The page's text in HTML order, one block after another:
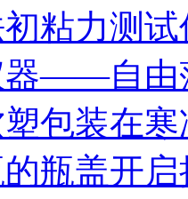
粘力测
器——自由
包装在
瓶盖开